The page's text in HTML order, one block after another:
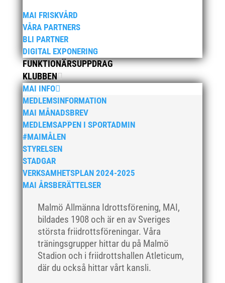
MAI FRISKVÅRD
VÅRA PARTNERS
BLI PARTNER
DIGITAL EXPONERING
FUNKTIONÄRSUPPDRAG
KLUBBEN
MAI INFO
MEDLEMSINFORMATION
MAI MÅNADSBREV
MEDLEMSAPPEN I SPORTADMIN
#MAIMÅLEN
STYRELSEN
STADGAR
VERKSAMHETSPLAN 2024-2025
MAI ÅRSBERÄTTELSER
Malmö Allmänna Idrottsförening, MAI,
bildades 1908 och är en av Sveriges
största friidrottsföreningar. Våra
träningsgrupper hittar du på Malmö
Stadion och i friidrottshallen Atleticum,
där du också hittar vårt kansli.
november 2019
oktober 2019
september 2019
augusti 2019
juli 2019
juni 2019
maj 2019
april 2019
mars 2019
februari 2019
januari 2019
december 2018
oktober 2018
september 2018
augusti 2018
juli 2018
juni 2018